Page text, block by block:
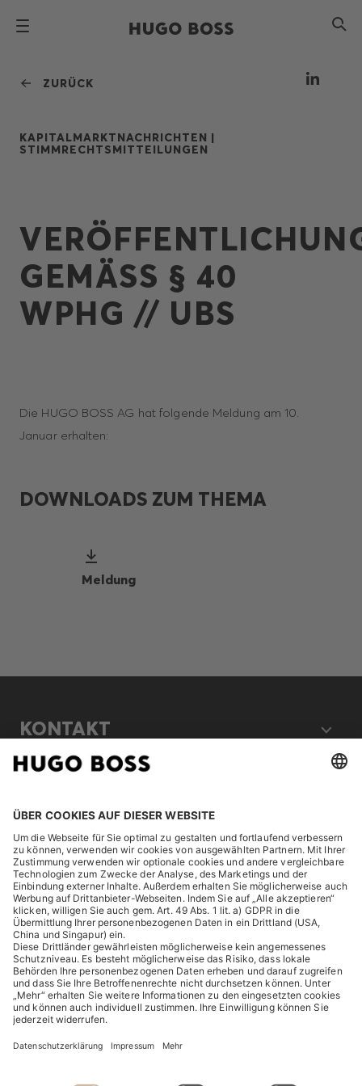
ZURÜCK
KAPITALMARKTNACHRICHTEN |
STIMMRECHTSMITTEILUNGEN
GEMÄSS § 40 W
PHG // UBS
Die HUGO BOSS AG hat folgende Meldung am 10.
Januar erhalten:
DOWNLOADS ZUM THEMA
Meldung
KONTAKT
ENTDECKEN
HUGO BOSS Corporate